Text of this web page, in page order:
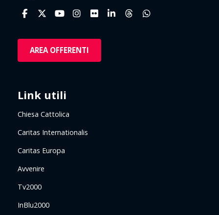
AREA OFFERENTI
Link utili
Chiesa Cattolica
Caritas Internationalis
Caritas Europa
Avvenire
Tv2000
InBlu2000